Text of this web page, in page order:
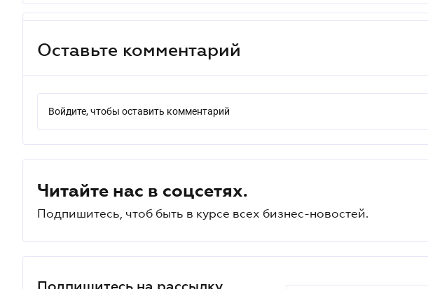
Оставьте комментарий
Войдите, чтобы оставить комментарий
Читайте нас в соцсетях.
Подпишитесь, чтоб быть в курсе всех бизнес-новостей.